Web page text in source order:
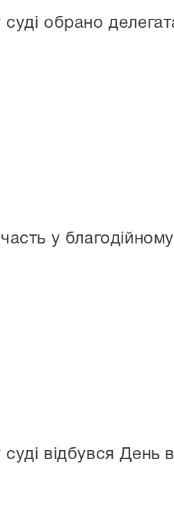
обрано
у благодійному
відбувся День